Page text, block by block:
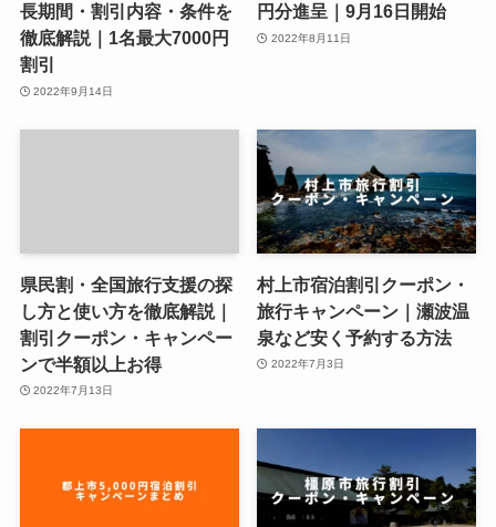
長期間・割引内容・条件を
徹底解説｜1名最大7000円
割引
2022年9月14日
円分進呈｜9月16日開始
2022年8月11日
県民割・全国旅行支援の探
し方と使い方を徹底解説｜
割引クーポン・キャンペー
ンで半額以上お得
2022年7月13日
村上市宿泊割引クーポン・
旅行キャンペーン｜瀬波温
泉など安く予約する方法
2022年7月3日